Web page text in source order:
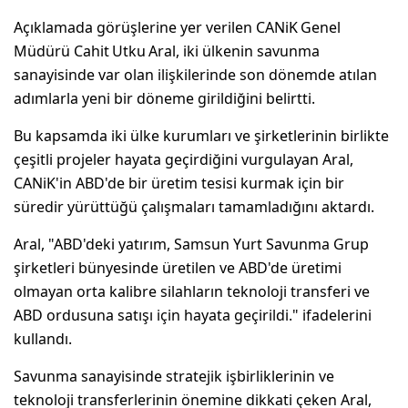
Açıklamada görüşlerine yer verilen CANiK Genel
Müdürü Cahit Utku Aral, iki ülkenin savunma
sanayisinde var olan ilişkilerinde son dönemde atılan
adımlarla yeni bir döneme girildiğini belirtti.
Bu kapsamda iki ülke kurumları ve şirketlerinin birlikte
çeşitli projeler hayata geçirdiğini vurgulayan Aral,
CANiK'in ABD'de bir üretim tesisi kurmak için bir
süredir yürüttüğü çalışmaları tamamladığını aktardı.
Aral, "ABD'deki yatırım, Samsun Yurt Savunma Grup
şirketleri bünyesinde üretilen ve ABD'de üretimi
olmayan orta kalibre silahların teknoloji transferi ve
ABD ordusuna satışı için hayata geçirildi." ifadelerini
kullandı.
Savunma sanayisinde stratejik işbirliklerinin ve
teknoloji transferlerinin önemine dikkati çeken Aral,